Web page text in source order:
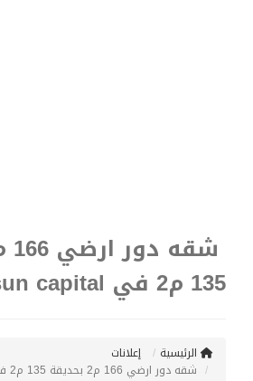
135 م2 في sun capital
الرئيسية
إعلانات
شقه دور ارضي 166 م2 بحديقة 135 م2 في sun capital